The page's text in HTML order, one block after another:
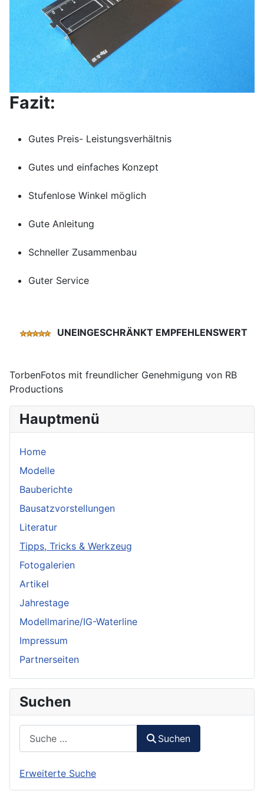
Hauptmenü
Home
Modelle
Bauberichte
Bausatzvorstellungen
Literatur
Tipps, Tricks & Werkzeug
Fotogalerien
Artikel
Jahrestage
Modellmarine/IG-Waterline
Impressum
Partnerseiten
Suchen
Suchen
Erweiterte Suche
Fazit:
Gutes Preis- Leistungsverhältnis
Gutes und einfaches Konzept
Stufenlose Winkel möglich
Gute Anleitung
Schneller Zusammenbau
Guter Service
UNEINGESCHRÄNKT EMPFEHLENSWERT
TorbenFotos mit freundlicher Genehmigung von RB
Productions